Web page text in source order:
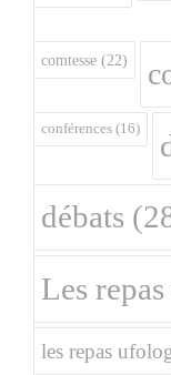
comtesse (22)
conférences (16)
débats
Les
les repas